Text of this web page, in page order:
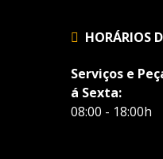
HORÁRIOS
Serviços e
á Sexta:
08:00 - 18:00h